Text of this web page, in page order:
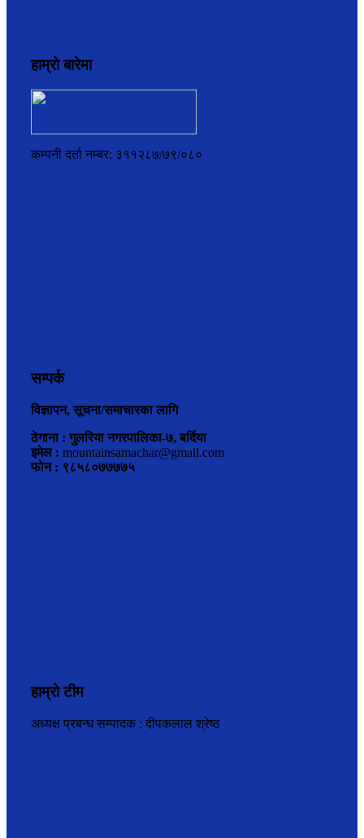
हाम्रो बारेमा
कम्पनी दर्ता नम्बर: ३११२८७/७९/०८०
सम्पर्क
विज्ञापन, सूचना/समाचारका लागि
ठेगाना : गुलरिया नगरपालिका-७, बर्दिया
इमेल : mountainsamachar@gmail.com
फोन : ९८५८०७७७७५
हाम्रो टीम
अध्यक्ष प्रबन्ध सम्पादक : दीपकलाल श्रेष्ठ